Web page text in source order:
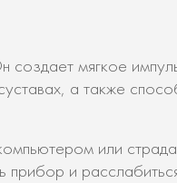
мягкое
а также
или
и